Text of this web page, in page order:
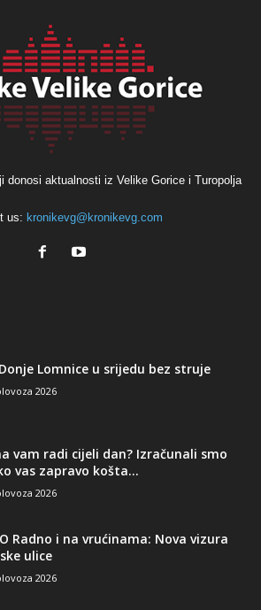
donosi aktualnosti iz Velike Gorice i Turopolja
us: kronikevg@kronikevg.com
Lomnice u srijedu bez struje
2026
vam radi cijeli dan? Izračunali smo
vas zapravo košta...
2026
Radno i na vrućinama: Nova vizura
ulice
2026